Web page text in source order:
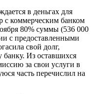
в деньгах для
с коммерческим банком
80% суммы (536 000
с предоставленными
свой долг,
банку. Из оставшихся
за свои услуги в
часть перечислил на